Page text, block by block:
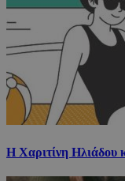
Η Χαριτίνη Ηλιάδου